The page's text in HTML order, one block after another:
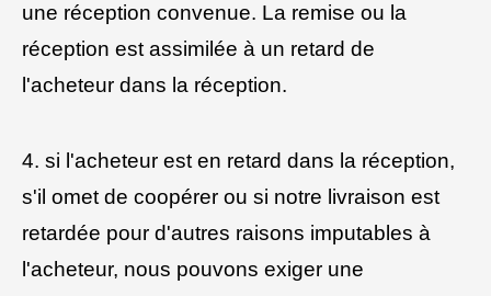
une réception convenue. La remise ou la
réception est assimilée à un retard de
l'acheteur dans la réception.
4. si l'acheteur est en retard dans la réception,
s'il omet de coopérer ou si notre livraison est
retardée pour d'autres raisons imputables à
l'acheteur, nous pouvons exiger une